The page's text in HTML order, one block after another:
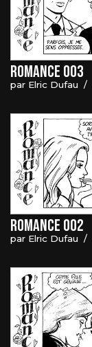
Romance 003
par Elric Dufau
Romance 002
par Elric Dufau